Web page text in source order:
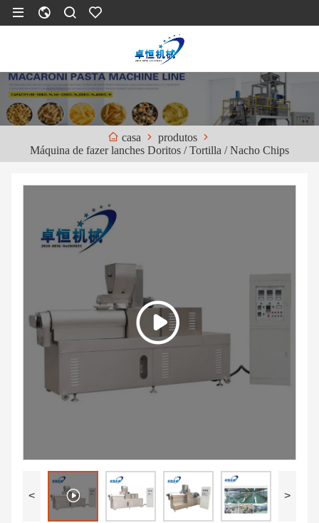
casa
produtos
Máquina de fazer lanches Doritos / Tortilla / Nacho Chips
< >